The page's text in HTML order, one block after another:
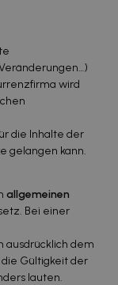
wird
die Inhalte der
gelangen kann.
allgemeinen
Bei einer
ausdrücklich dem
Gültigkeit der
lauten.